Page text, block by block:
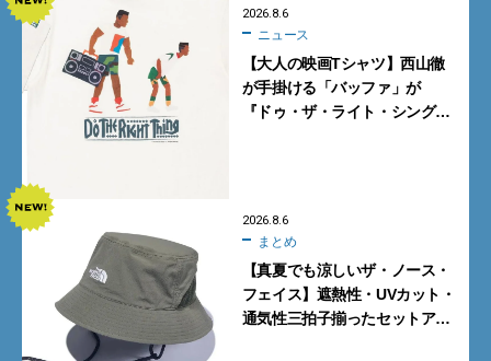
2026.8.6
ニュース
【大人の映画Tシャツ】西山徹
が手掛ける「バッファ」が
『ドゥ・ザ・ライト・シング』
2026.8.6
まとめ
【真夏でも涼しいザ・ノース・
フェイス】遮熱性・UVカット・
通気性三拍子揃ったセットアッ